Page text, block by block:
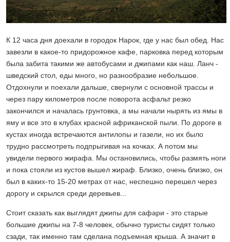
К 12 часа дня доехали в городок Нарок, где у нас был обед. Нас
завезли в какое-то придорожное кафе, парковка перед которым
была забита такими же автобусами и джипами как наш. Ланч -
шведский стол, еды много, но разнообразие небольшое.
Отдохнули и поехали дальше, свернули с основной трассы и
через пару километров после поворота асфальт резко
закончился и началась грунтовка, а мы начали нырять из ямы в
яму и все это в клубах красной африканской пыли. По дороге в
кустах иногда встречаются антилопы и газели, но их было
трудно рассмотреть подпрыгивая на кочках. А потом мы
увидели первого жирафа. Мы остановились, чтобы размять ноги
и пока стояли из кустов вышел жираф. Близко, очень близко, он
был в каких-то 15-20 метрах от нас, неспешно перешел через
дорогу и скрылся среди деревьев...
Стоит сказать как выглядят джипы для сафари - это старые
большие джипы на 7-8 человек, обычно туристы сидят только
сзади, так именно там сделана подъемная крыша. А значит в